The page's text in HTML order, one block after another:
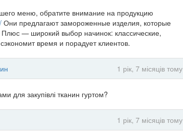
меню, обратите внимание на продукцию
Они предлагают замороженные изделия, которые
Плюс — широкий выбор начинок: классические,
время и порадует клиентов.
1 рік, 7 місяців тому
для закупівлі тканин гуртом?
1 рік, 7 місяців тому